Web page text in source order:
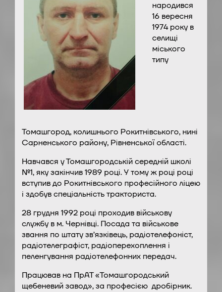
народився
16 вересня
1974 року в
селищі
міського
типу
Томашгород, колишнього Рокитнівського, нині
Сарненського району, Рівненської області.
Навчався у Томашгородській середній школі
№1, яку закінчив 1989 році. У тому ж році році
вступив до Рокитнівського професійного ліцею
і здобув спеціальність тракториста.
28 грудня 1992 році проходив військову
службу в м. Чернівці. Посада та військове
звання по штату зв’язківець, радіотелефоніст,
радіотелеграфіст, радіоперехоплення і
пеленгування радіотелефонних передач.
Працював на ПрАТ «Томашгородський
щебеневий завод», за професією дробірник.